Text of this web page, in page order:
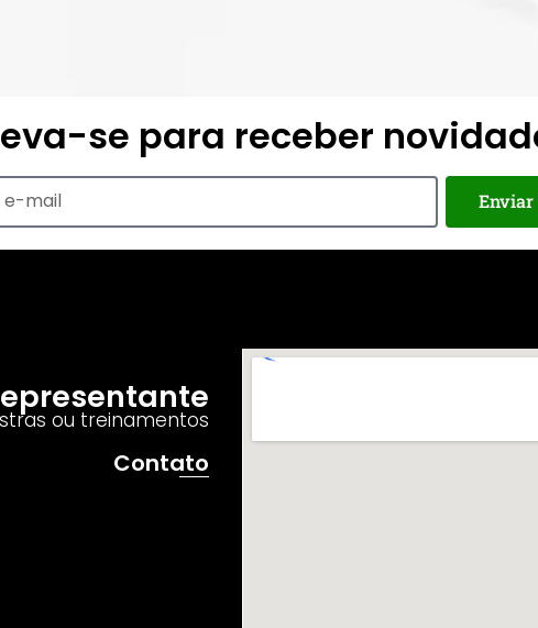
se para receber
Enviar
ou treinamentos
Contato